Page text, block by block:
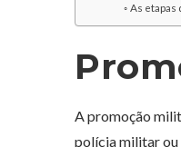
As etapas
A promoção
polícia militar ou